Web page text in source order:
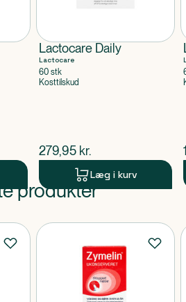
Lactocare Daily
Lactocare
60 stk
Kosttilskud
$nuværende pris
279,95 kr.
Læg i kurv
produkter